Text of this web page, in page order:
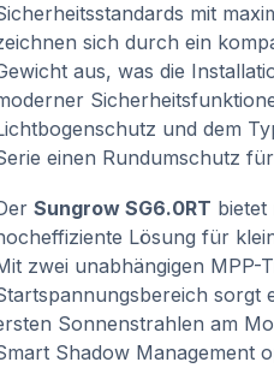
mit
sich durch ein
aus, was die
und dem
einen Rundumschutz
Sungrow SG6.0RT bietet
Lösung für
zwei unabhängigen MPP-
sorgt
Sonnenstrahlen am
Shadow Management